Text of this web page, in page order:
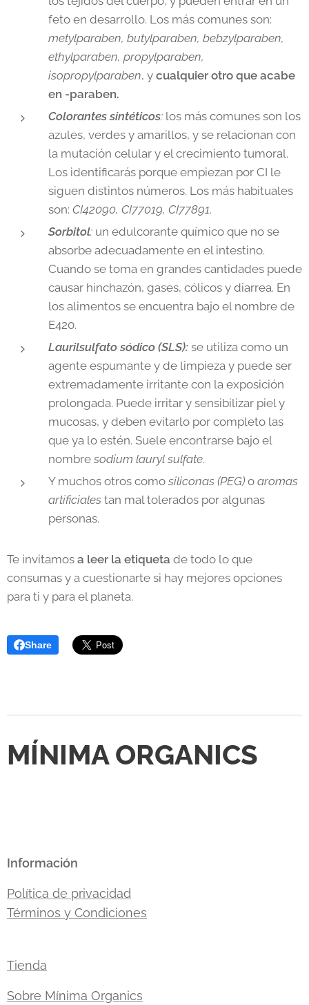
feto en desarrollo. Los más comunes son:
metylparaben, butylparaben, bebzylparaben,
ethylparaben, propylparaben,
isopropylparaben, y cualquier otro que acabe
en -paraben.
Colorantes sintéticos: los más comunes son los
azules, verdes y amarillos, y se relacionan con
la mutación celular y el crecimiento tumoral.
Los identificarás porque empiezan por CI le
siguen distintos números. Los más habituales
son: CI42090, CI77019, CI77891.
Sorbitol: un edulcorante químico que no se
absorbe adecuadamente en el intestino.
Cuando se toma en grandes cantidades puede
causar hinchazón, gases, cólicos y diarrea. En
los alimentos se encuentra bajo el nombre de
E420.
Laurilsulfato sódico (SLS): se utiliza como un
agente espumante y de limpieza y puede ser
extremadamente irritante con la exposición
prolongada. Puede irritar y sensibilizar piel y
mucosas, y deben evitarlo por completo las
que ya lo estén. Suele encontrarse bajo el
nombre sodium lauryl sulfate.
Y muchos otros como siliconas (PEG) o aromas
artificiales tan mal tolerados por algunas
personas.
Te invitamos a leer la etiqueta de todo lo que
consumas y a cuestionarte si hay mejores opciones
para ti y para el planeta.
Share
MÍNIMA ORGANICS
Información
Política de privacidad
Términos y Condiciones
Tienda
Sobre Mínima Organics